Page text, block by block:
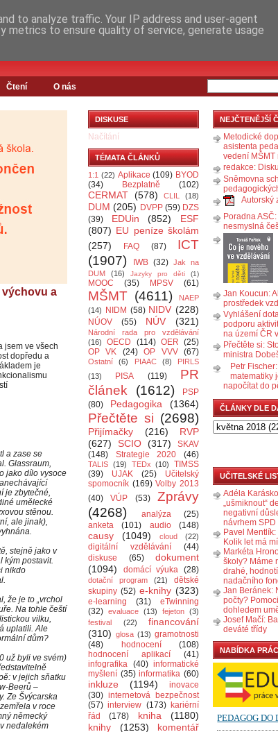
Čtení O nás
výchovu a
jsem ve všech
dopředu a
je
a zase se
Glassraum,
jako dílo vysoce
je zbytečné,
umělecké
stěnou.
ale jinak),
stejně jako v
kým postavit.
nikdo
že je to „vrchol
Na tohle čeští
vilku,
uplatili. Ale
dům?
už byli ve svém)
v jejich sňatku
Beerů –
Ze Švýcarska
v roce
německý
nedalekém
DISKUSE
Načítání
TÉMATA ČLÁNKŮ
1:1 (22) Aplikace (109) BYOD
(34)
Bezplatně (102)
CERMAT (578) CLIL (18)
DUM (205) DVPP (59) DZS
(39)
EDUin (852)
ESF
(807) EU peníze školám
(257)
FAQ (87)
ICT
(1907)
IWB (32) Jak na
DUM
(16) Jazyky pro děti (1)
MOOC (35) MPSV (61)
MŠMT (4611)
NAEP
(14)
NIDM (58) NIDV (228)
NÚOV (55) NÚV (321)
Národní rada pro vzdělávání
(16)
OECD (114) OER (25)
OP VK
(24) OP VVV (67)
Ostatní (6) PIAAC (8)
PIRLS
(13)
PISA (119)
PR
článek
(1612)
PSP
(80)
Pedagogika (1364)
Přečtěte si (2698)
Přijímačky (216)
RVP
(627)
SCIO (317)
SKAV
(148)
Strategie 2020 (46)
TALIS (19) TEDx (10)
TIMSS
(39)
UJAK (25)
Učitelský
spomocník (169) Volby 2013
(40)
VÚP (53)
Zprávy
(4268)
analýza
(25)
anketa
(101) audio (148)
causy (1049) cloud (22)
digitální vzdělávání
(44)
diskuse
(65)
dokument
(1094)
domácí výuka (28)
dotační program (21)
dětské
skupiny (52) e-knihy (323)
e-learning (31)
eTwinning
(32) evaluace (13) fejeton (3)
festival
(22)
financování
(310) glosa (13) gramotnosti
(48)
hodnocení
(108)
hodnocení aplikací
(41)
infografika (40) informatické
myšlení (35) informatika (60)
inkluze (1194)
inovace
(30) internetová bezpečnost
(57) interview (173) kariérní
řád
(178) kniha
(1180)
knihy
(1253)
komentář
NEJČTENĚJŠÍ
Metodické
asistenta
vedení MŠMT
redakce:
Sněmovna
Autorský
Poradna
nesmyslná
Jan Koucun:
prostředek
Vyhlášení
podporu
na území ČR
Přečtěte si:
ministra
Petr
matematiky
napočítat do
ČLÁNKY DLE
UČITELSKÉ
Adéla
„ušmiknout“
negativní
návrhem SPD
Pavel
Kolik let má
Markéta
školy? Máme
drahé,
nadačního
Jan Beránek:
počty?
dohledem
Josef Mačí:
deváté třídy
NABÍDKA
to analyze traffic. Your IP address and user-agent
metrics to ensure quality of service, generate usage